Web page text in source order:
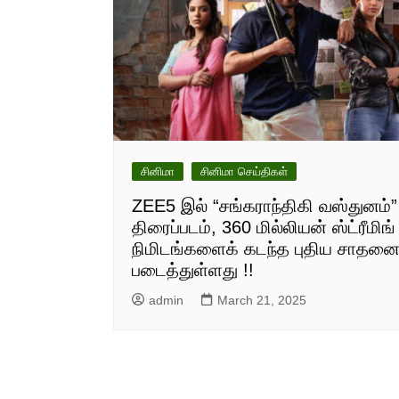
சினிமா சினிமா செய்திகள்
ZEE5 இல் “சங்கராந்திகி வஸ்துனம்”
திரைப்படம், 360 மில்லியன் ஸ்ட்ரீமிங்
நிமிடங்களைக் கடந்த புதிய சாதனை
படைத்துள்ளது !!
admin March 21, 2025